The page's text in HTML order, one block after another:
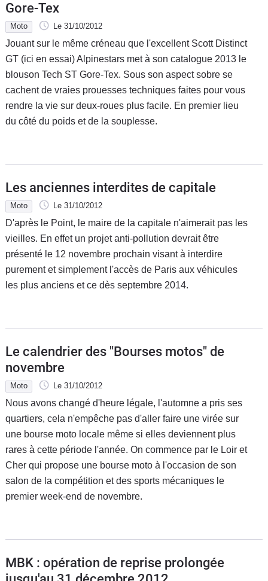
Gore-Tex
Moto Le 31/10/2012
Jouant sur le même créneau que l'excellent Scott Distinct
GT (ici en essai) Alpinestars met à son catalogue 2013 le
blouson Tech ST Gore-Tex. Sous son aspect sobre se
cachent de vraies prouesses techniques faites pour vous
rendre la vie sur deux-roues plus facile. En premier lieu
du côté du poids et de la souplesse.
Les anciennes interdites de capitale
Moto Le 31/10/2012
D'après le Point, le maire de la capitale n'aimerait pas les
vieilles. En effet un projet anti-pollution devrait être
présenté le 12 novembre prochain visant à interdire
purement et simplement l'accès de Paris aux véhicules
les plus anciens et ce dès septembre 2014.
Le calendrier des "Bourses motos" de
novembre
Moto Le 31/10/2012
Nous avons changé d'heure légale, l'automne a pris ses
quartiers, cela n'empêche pas d'aller faire une virée sur
une bourse moto locale même si elles deviennent plus
rares à cette période l'année. On commence par le Loir et
Cher qui propose une bourse moto à l'occasion de son
salon de la compétition et des sports mécaniques le
premier week-end de novembre.
MBK : opération de reprise prolongée